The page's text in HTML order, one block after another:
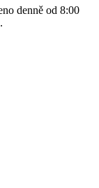
denně od 8:00